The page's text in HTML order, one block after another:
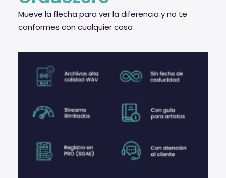
Mueve la flecha para ver la diferencia y no te
conformes con cualquier cosa